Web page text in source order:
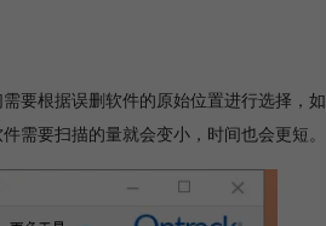
要根据误删软件的原始位置进行选择，如
需要扫描的量就会变小，时间也会更短。